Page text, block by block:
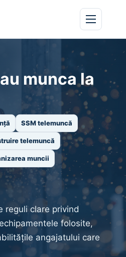
munca la
SSM telemuncă
telemuncă
muncii
reguli clare privind
folosite,
angajatului care